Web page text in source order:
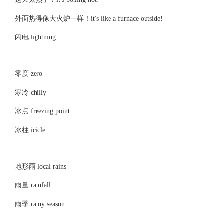
外面热得像大火炉一样！it's like a furnace outside!
闪电 lightning
零度 zero
寒冷 chilly
冰点 freezing point
冰柱 icicle
地形雨 local rains
雨量 rainfall
雨季 rainy season